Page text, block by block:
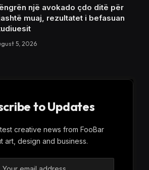
një avokado çdo ditë për
muaj, rezultatet i befasuan
5, 2026
to Updates
creative news from FooBar
art, design and business.